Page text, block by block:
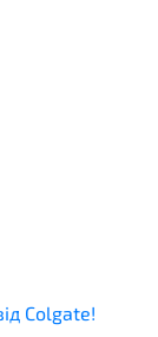
Colgate!